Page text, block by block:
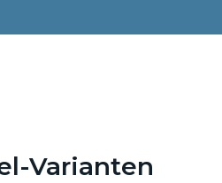
Varianten